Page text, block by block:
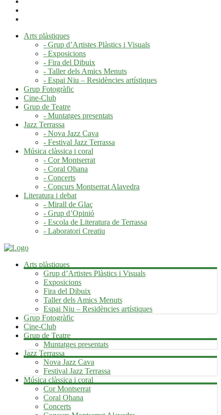
Arts plàstiques
- Grup d’Artistes Plàstics i Visuals
- Exposicions
- Fira del Dibuix
- Taller dels Amics Menuts
- Espai Niu – Residències artístiques
Grup Fotogràfic
Cine-Club
Grup de Teatre
- Muntatges presentats
Jazz Terrassa
- Nova Jazz Cava
- Festival Jazz Terrassa
Música clàssica i coral
- Cor Montserrat
- Coral Ohana
- Concerts
- Concurs Montserrat Alavedra
Literatura i debat
- Mirall de Glaç
- Grup d’Opinió
- Escola de Literatura de Terrassa
- Laboratori Creatiu
Arts plàstiques
Grup d’Artistes Plàstics i Visuals
Exposicions
Fira del Dibuix
Taller dels Amics Menuts
Espai Niu – Residències artístiques
Grup Fotogràfic
Cine-Club
Grup de Teatre
Muntatges presentats
Jazz Terrassa
Nova Jazz Cava
Festival Jazz Terrassa
Música clàssica i coral
Cor Montserrat
Coral Ohana
Concerts